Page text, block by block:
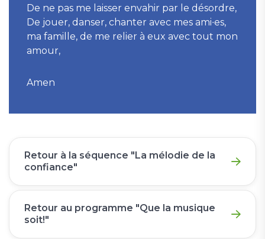
De ne pas me laisser envahir par le désordre,
De jouer, danser, chanter avec mes ami∙es,
ma famille, de me relier à eux avec tout mon
amour,
Amen
Retour à la séquence "La mélodie de la
confiance"
Retour au programme "Que la musique
soit!"